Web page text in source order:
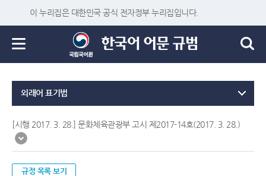
이 누리집은 대한민국 공식 전자정부 누리집입니다.
외래어 표기법
[시행 2017. 3. 28.] 문화체육관광부 고시 제2017-14호(2017. 3. 28.)
규정 목록 보기